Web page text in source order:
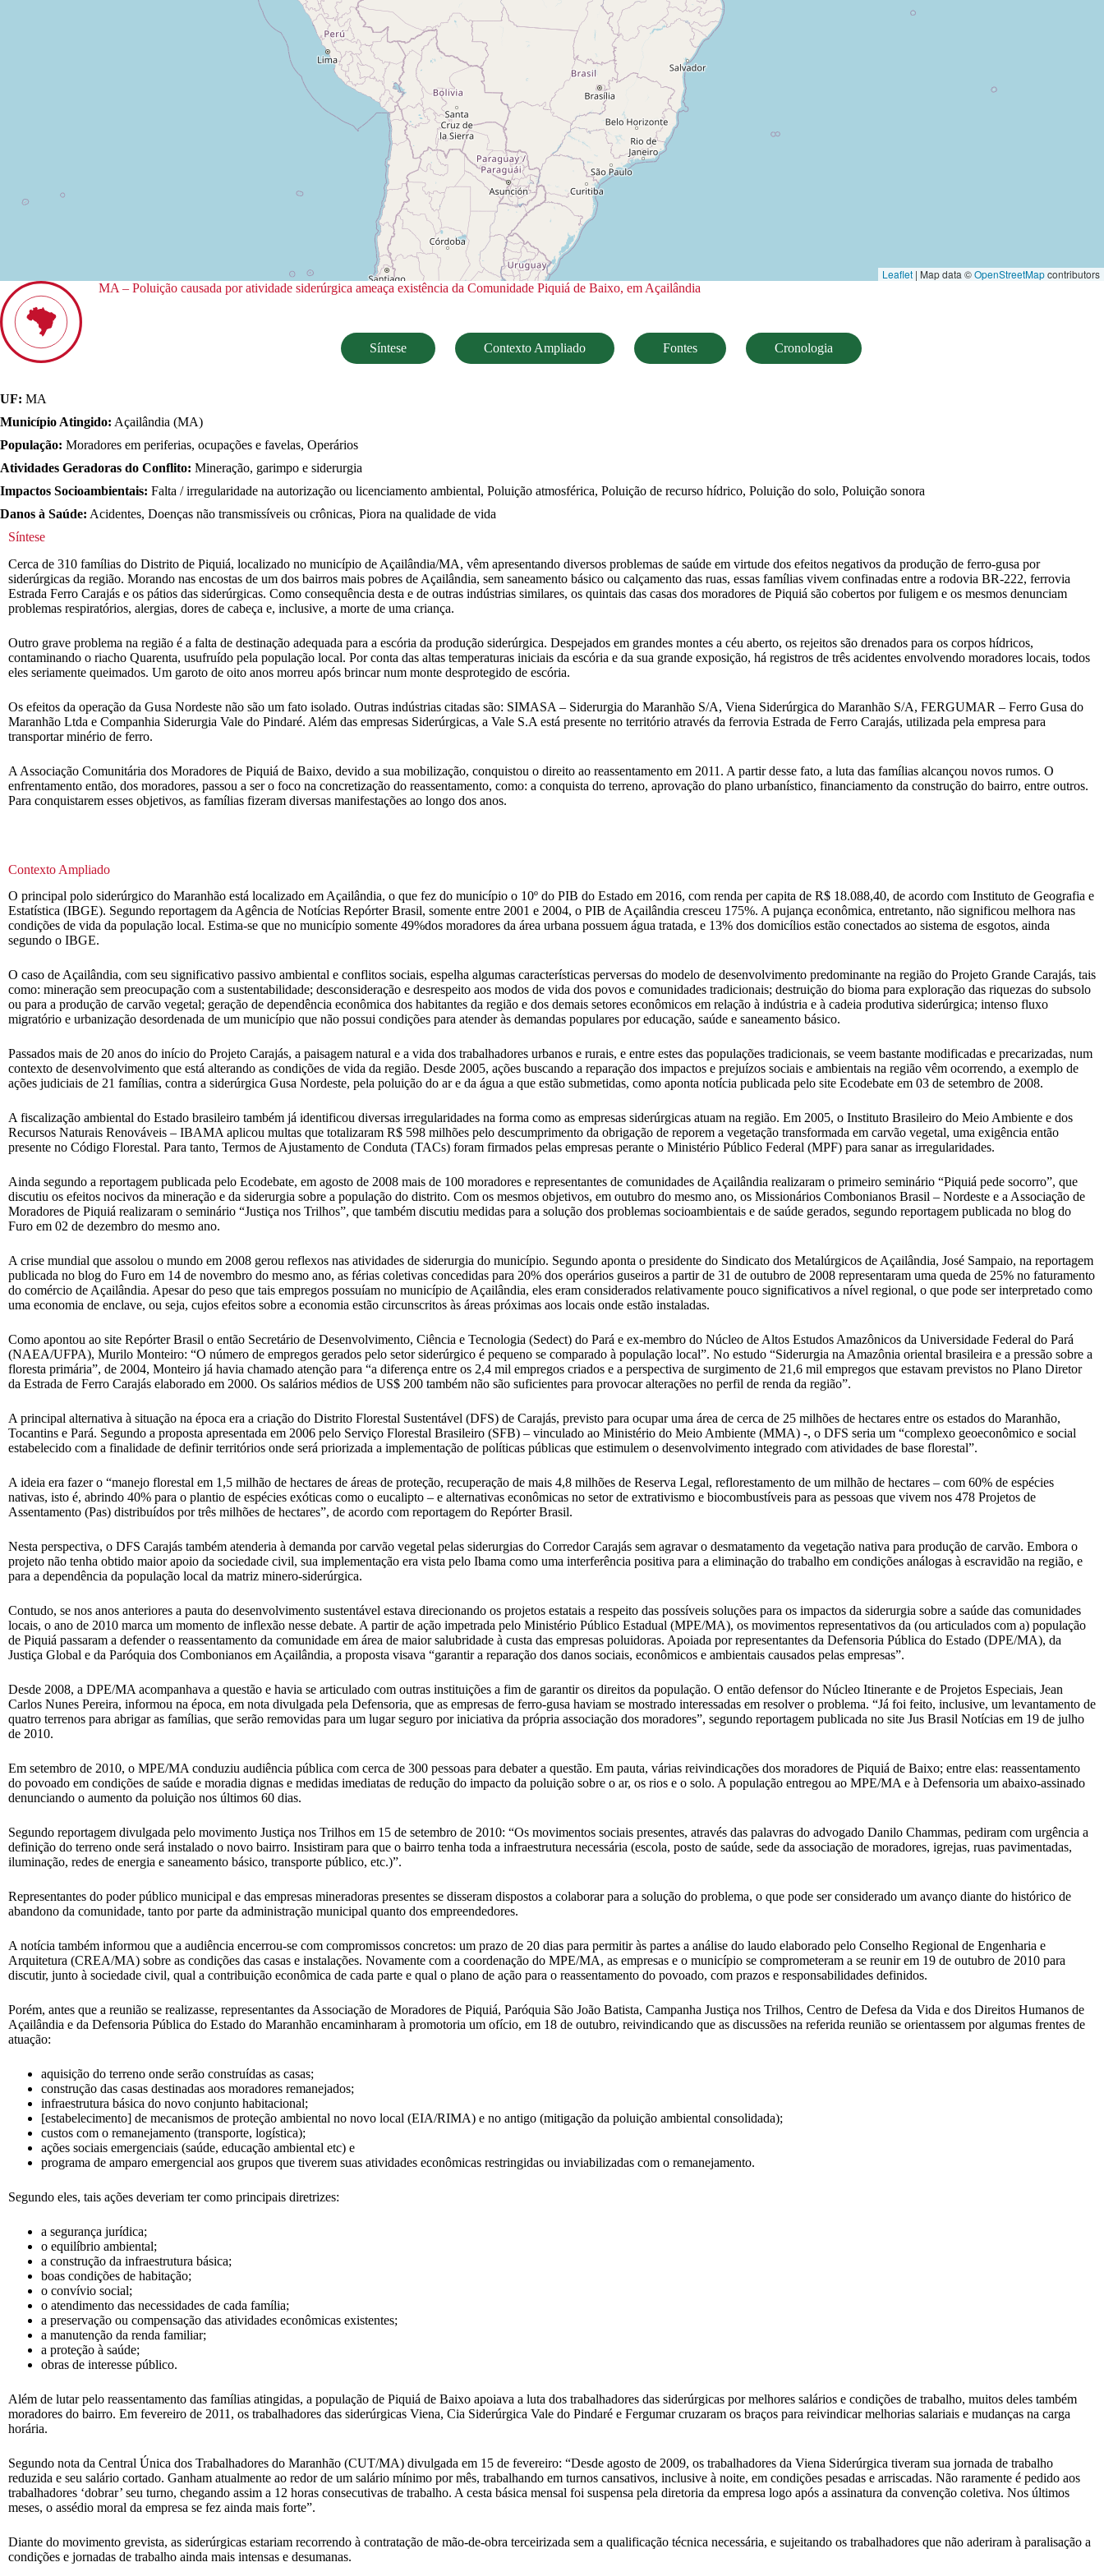
Leaflet | Map data ©OpenStreetMapcontributors
MA – Poluição causada por atividade siderúrgica ameaça existência da Comunidade Piquiá de Baixo, em Açailândia
Síntese Contexto Ampliado Fontes Cronologia
UF: MA
Município Atingido: Açailândia (MA)
População: Moradores em periferias, ocupações e favelas, Operários
Atividades Geradoras do Conflito: Mineração, garimpo e siderurgia
Impactos Socioambientais: Falta / irregularidade na autorização ou licenciamento ambiental, Poluição atmosférica, Poluição de recurso hídrico, Poluição do solo, Poluição sonora
Danos à Saúde: Acidentes, Doenças não transmissíveis ou crônicas, Piora na qualidade de vida
Síntese
Cerca de 310 famílias do Distrito de Piquiá, localizado no município de Açailândia/MA, vêm apresentando diversos problemas de saúde em virtude dos efeitos negativos da produção de ferro-gusa por
siderúrgicas da região. Morando nas encostas de um dos bairros mais pobres de Açailândia, sem saneamento básico ou calçamento das ruas, essas famílias vivem confinadas entre a rodovia BR-222, ferrovia
Estrada Ferro Carajás e os pátios das siderúrgicas. Como consequência desta e de outras indústrias similares, os quintais das casas dos moradores de Piquiá são cobertos por fuligem e os mesmos denunciam
problemas respiratórios, alergias, dores de cabeça e, inclusive, a morte de uma criança.
Outro grave problema na região é a falta de destinação adequada para a escória da produção siderúrgica. Despejados em grandes montes a céu aberto, os rejeitos são drenados para os corpos hídricos,
contaminando o riacho Quarenta, usufruído pela população local. Por conta das altas temperaturas iniciais da escória e da sua grande exposição, há registros de três acidentes envolvendo moradores locais, todos
eles seriamente queimados. Um garoto de oito anos morreu após brincar num monte desprotegido de escória.
Os efeitos da operação da Gusa Nordeste não são um fato isolado. Outras indústrias citadas são: SIMASA – Siderurgia do Maranhão S/A, Viena Siderúrgica do Maranhão S/A, FERGUMAR – Ferro Gusa do
Maranhão Ltda e Companhia Siderurgia Vale do Pindaré. Além das empresas Siderúrgicas, a Vale S.A está presente no território através da ferrovia Estrada de Ferro Carajás, utilizada pela empresa para
transportar minério de ferro.
A Associação Comunitária dos Moradores de Piquiá de Baixo, devido a sua mobilização, conquistou o direito ao reassentamento em 2011. A partir desse fato, a luta das famílias alcançou novos rumos. O
enfrentamento então, dos moradores, passou a ser o foco na concretização do reassentamento, como: a conquista do terreno, aprovação do plano urbanístico, financiamento da construção do bairro, entre outros.
Para conquistarem esses objetivos, as famílias fizeram diversas manifestações ao longo dos anos.
Contexto Ampliado
O principal polo siderúrgico do Maranhão está localizado em Açailândia, o que fez do município o 10º do PIB do Estado em 2016, com renda per capita de R$ 18.088,40, de acordo com Instituto de Geografia e
Estatística (IBGE). Segundo reportagem da Agência de Notícias Repórter Brasil, somente entre 2001 e 2004, o PIB de Açailândia cresceu 175%. A pujança econômica, entretanto, não significou melhora nas
condições de vida da população local. Estima-se que no município somente 49%dos moradores da área urbana possuem água tratada, e 13% dos domicílios estão conectados ao sistema de esgotos, ainda
segundo o IBGE.
O caso de Açailândia, com seu significativo passivo ambiental e conflitos sociais, espelha algumas características perversas do modelo de desenvolvimento predominante na região do Projeto Grande Carajás, tais
como: mineração sem preocupação com a sustentabilidade; desconsideração e desrespeito aos modos de vida dos povos e comunidades tradicionais; destruição do bioma para exploração das riquezas do subsolo
ou para a produção de carvão vegetal; geração de dependência econômica dos habitantes da região e dos demais setores econômicos em relação à indústria e à cadeia produtiva siderúrgica; intenso fluxo
migratório e urbanização desordenada de um município que não possui condições para atender às demandas populares por educação, saúde e saneamento básico.
Passados mais de 20 anos do início do Projeto Carajás, a paisagem natural e a vida dos trabalhadores urbanos e rurais, e entre estes das populações tradicionais, se veem bastante modificadas e precarizadas, num
contexto de desenvolvimento que está alterando as condições de vida da região. Desde 2005, ações buscando a reparação dos impactos e prejuízos sociais e ambientais na região vêm ocorrendo, a exemplo de
ações judiciais de 21 famílias, contra a siderúrgica Gusa Nordeste, pela poluição do ar e da água a que estão submetidas, como aponta notícia publicada pelo site Ecodebate em 03 de setembro de 2008.
A fiscalização ambiental do Estado brasileiro também já identificou diversas irregularidades na forma como as empresas siderúrgicas atuam na região. Em 2005, o Instituto Brasileiro do Meio Ambiente e dos
Recursos Naturais Renováveis – IBAMA aplicou multas que totalizaram R$ 598 milhões pelo descumprimento da obrigação de reporem a vegetação transformada em carvão vegetal, uma exigência então
presente no Código Florestal. Para tanto, Termos de Ajustamento de Conduta (TACs) foram firmados pelas empresas perante o Ministério Público Federal (MPF) para sanar as irregularidades.
Ainda segundo a reportagem publicada pelo Ecodebate, em agosto de 2008 mais de 100 moradores e representantes de comunidades de Açailândia realizaram o primeiro seminário “Piquiá pede socorro”, que
discutiu os efeitos nocivos da mineração e da siderurgia sobre a população do distrito. Com os mesmos objetivos, em outubro do mesmo ano, os Missionários Combonianos Brasil – Nordeste e a Associação de
Moradores de Piquiá realizaram o seminário “Justiça nos Trilhos”, que também discutiu medidas para a solução dos problemas socioambientais e de saúde gerados, segundo reportagem publicada no blog do
Furo em 02 de dezembro do mesmo ano.
A crise mundial que assolou o mundo em 2008 gerou reflexos nas atividades de siderurgia do município. Segundo aponta o presidente do Sindicato dos Metalúrgicos de Açailândia, José Sampaio, na reportagem
publicada no blog do Furo em 14 de novembro do mesmo ano, as férias coletivas concedidas para 20% dos operários guseiros a partir de 31 de outubro de 2008 representaram uma queda de 25% no faturamento
do comércio de Açailândia. Apesar do peso que tais empregos possuíam no município de Açailândia, eles eram considerados relativamente pouco significativos a nível regional, o que pode ser interpretado como
uma economia de enclave, ou seja, cujos efeitos sobre a economia estão circunscritos às áreas próximas aos locais onde estão instaladas.
Como apontou ao site Repórter Brasil o então Secretário de Desenvolvimento, Ciência e Tecnologia (Sedect) do Pará e ex-membro do Núcleo de Altos Estudos Amazônicos da Universidade Federal do Pará
(NAEA/UFPA), Murilo Monteiro: “O número de empregos gerados pelo setor siderúrgico é pequeno se comparado à população local”. No estudo “Siderurgia na Amazônia oriental brasileira e a pressão sobre a
floresta primária”, de 2004, Monteiro já havia chamado atenção para “a diferença entre os 2,4 mil empregos criados e a perspectiva de surgimento de 21,6 mil empregos que estavam previstos no Plano Diretor
da Estrada de Ferro Carajás elaborado em 2000. Os salários médios de US$ 200 também não são suficientes para provocar alterações no perfil de renda da região”.
A principal alternativa à situação na época era a criação do Distrito Florestal Sustentável (DFS) de Carajás, previsto para ocupar uma área de cerca de 25 milhões de hectares entre os estados do Maranhão,
Tocantins e Pará. Segundo a proposta apresentada em 2006 pelo Serviço Florestal Brasileiro (SFB) – vinculado ao Ministério do Meio Ambiente (MMA) -, o DFS seria um “complexo geoeconômico e social
estabelecido com a finalidade de definir territórios onde será priorizada a implementação de políticas públicas que estimulem o desenvolvimento integrado com atividades de base florestal”.
A ideia era fazer o “manejo florestal em 1,5 milhão de hectares de áreas de proteção, recuperação de mais 4,8 milhões de Reserva Legal, reflorestamento de um milhão de hectares – com 60% de espécies
nativas, isto é, abrindo 40% para o plantio de espécies exóticas como o eucalipto – e alternativas econômicas no setor de extrativismo e biocombustíveis para as pessoas que vivem nos 478 Projetos de
Assentamento (Pas) distribuídos por três milhões de hectares”, de acordo com reportagem do Repórter Brasil.
Nesta perspectiva, o DFS Carajás também atenderia à demanda por carvão vegetal pelas siderurgias do Corredor Carajás sem agravar o desmatamento da vegetação nativa para produção de carvão. Embora o
projeto não tenha obtido maior apoio da sociedade civil, sua implementação era vista pelo Ibama como uma interferência positiva para a eliminação do trabalho em condições análogas à escravidão na região, e
para a dependência da população local da matriz minero-siderúrgica.
Contudo, se nos anos anteriores a pauta do desenvolvimento sustentável estava direcionando os projetos estatais a respeito das possíveis soluções para os impactos da siderurgia sobre a saúde das comunidades
locais, o ano de 2010 marca um momento de inflexão nesse debate. A partir de ação impetrada pelo Ministério Público Estadual (MPE/MA), os movimentos representativos da (ou articulados com a) população
de Piquiá passaram a defender o reassentamento da comunidade em área de maior salubridade à custa das empresas poluidoras. Apoiada por representantes da Defensoria Pública do Estado (DPE/MA), da
Justiça Global e da Paróquia dos Combonianos em Açailândia, a proposta visava “garantir a reparação dos danos sociais, econômicos e ambientais causados pelas empresas”.
Desde 2008, a DPE/MA acompanhava a questão e havia se articulado com outras instituições a fim de garantir os direitos da população. O então defensor do Núcleo Itinerante e de Projetos Especiais, Jean
Carlos Nunes Pereira, informou na época, em nota divulgada pela Defensoria, que as empresas de ferro-gusa haviam se mostrado interessadas em resolver o problema. “Já foi feito, inclusive, um levantamento de
quatro terrenos para abrigar as famílias, que serão removidas para um lugar seguro por iniciativa da própria associação dos moradores”, segundo reportagem publicada no site Jus Brasil Notícias em 19 de julho
de 2010.
Em setembro de 2010, o MPE/MA conduziu audiência pública com cerca de 300 pessoas para debater a questão. Em pauta, várias reivindicações dos moradores de Piquiá de Baixo; entre elas: reassentamento
do povoado em condições de saúde e moradia dignas e medidas imediatas de redução do impacto da poluição sobre o ar, os rios e o solo. A população entregou ao MPE/MA e à Defensoria um abaixo-assinado
denunciando o aumento da poluição nos últimos 60 dias.
Segundo reportagem divulgada pelo movimento Justiça nos Trilhos em 15 de setembro de 2010: “Os movimentos sociais presentes, através das palavras do advogado Danilo Chammas, pediram com urgência a
definição do terreno onde será instalado o novo bairro. Insistiram para que o bairro tenha toda a infraestrutura necessária (escola, posto de saúde, sede da associação de moradores, igrejas, ruas pavimentadas,
iluminação, redes de energia e saneamento básico, transporte público, etc.)”.
Representantes do poder público municipal e das empresas mineradoras presentes se disseram dispostos a colaborar para a solução do problema, o que pode ser considerado um avanço diante do histórico de
abandono da comunidade, tanto por parte da administração municipal quanto dos empreendedores.
A notícia também informou que a audiência encerrou-se com compromissos concretos: um prazo de 20 dias para permitir às partes a análise do laudo elaborado pelo Conselho Regional de Engenharia e
Arquitetura (CREA/MA) sobre as condições das casas e instalações. Novamente com a coordenação do MPE/MA, as empresas e o município se comprometeram a se reunir em 19 de outubro de 2010 para
discutir, junto à sociedade civil, qual a contribuição econômica de cada parte e qual o plano de ação para o reassentamento do povoado, com prazos e responsabilidades definidos.
Porém, antes que a reunião se realizasse, representantes da Associação de Moradores de Piquiá, Paróquia São João Batista, Campanha Justiça nos Trilhos, Centro de Defesa da Vida e dos Direitos Humanos de
Açailândia e da Defensoria Pública do Estado do Maranhão encaminharam à promotoria um ofício, em 18 de outubro, reivindicando que as discussões na referida reunião se orientassem por algumas frentes de
atuação:
aquisição do terreno onde serão construídas as casas;
construção das casas destinadas aos moradores remanejados;
infraestrutura básica do novo conjunto habitacional;
[estabelecimento] de mecanismos de proteção ambiental no novo local (EIA/RIMA) e no antigo (mitigação da poluição ambiental consolidada);
custos com o remanejamento (transporte, logística);
ações sociais emergenciais (saúde, educação ambiental etc) e
programa de amparo emergencial aos grupos que tiverem suas atividades econômicas restringidas ou inviabilizadas com o remanejamento.
Segundo eles, tais ações deveriam ter como principais diretrizes:
a segurança jurídica;
o equilíbrio ambiental;
a construção da infraestrutura básica;
boas condições de habitação;
o convívio social;
o atendimento das necessidades de cada família;
a preservação ou compensação das atividades econômicas existentes;
a manutenção da renda familiar;
a proteção à saúde;
obras de interesse público.
Além de lutar pelo reassentamento das famílias atingidas, a população de Piquiá de Baixo apoiava a luta dos trabalhadores das siderúrgicas por melhores salários e condições de trabalho, muitos deles também
moradores do bairro. Em fevereiro de 2011, os trabalhadores das siderúrgicas Viena, Cia Siderúrgica Vale do Pindaré e Fergumar cruzaram os braços para reivindicar melhorias salariais e mudanças na carga
horária.
Segundo nota da Central Única dos Trabalhadores do Maranhão (CUT/MA) divulgada em 15 de fevereiro: “Desde agosto de 2009, os trabalhadores da Viena Siderúrgica tiveram sua jornada de trabalho
reduzida e seu salário cortado. Ganham atualmente ao redor de um salário mínimo por mês, trabalhando em turnos cansativos, inclusive à noite, em condições pesadas e arriscadas. Não raramente é pedido aos
trabalhadores ‘dobrar’ seu turno, chegando assim a 12 horas consecutivas de trabalho. A cesta básica mensal foi suspensa pela diretoria da empresa logo após a assinatura da convenção coletiva. Nos últimos
meses, o assédio moral da empresa se fez ainda mais forte”.
Diante do movimento grevista, as siderúrgicas estariam recorrendo à contratação de mão-de-obra terceirizada sem a qualificação técnica necessária, e sujeitando os trabalhadores que não aderiram à paralisação a
condições e jornadas de trabalho ainda mais intensas e desumanas.